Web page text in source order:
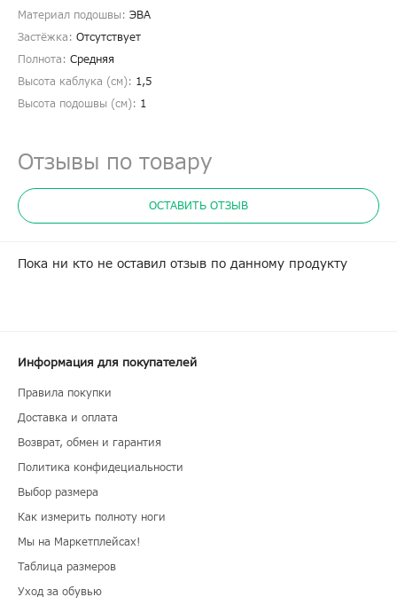
Материал подошвы: ЭВА
Застёжка: Отсутствует
Полнота: Средняя
Высота каблука (см): 1,5
Высота подошвы (см): 1
Отзывы по товару
ОСТАВИТЬ ОТЗЫВ
Пока ни кто не оставил отзыв по данному продукту
Информация для покупателей
Правила покупки
Доставка и оплата
Возврат, обмен и гарантия
Политика конфидециальности
Выбор размера
Как измерить полноту ноги
Мы на Маркетплейсах!
Таблица размеров
Уход за обувью